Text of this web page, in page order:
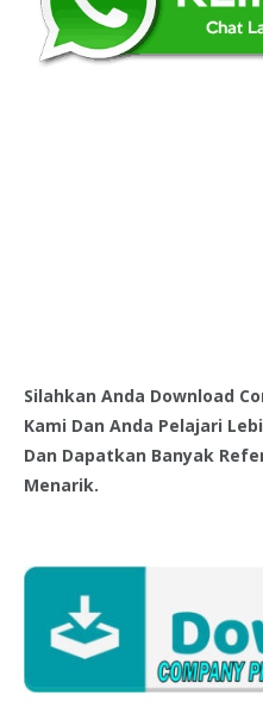
Silahkan Anda Download
Kami Dan Anda Pelajari
Dan Dapatkan Banyak
Menarik.